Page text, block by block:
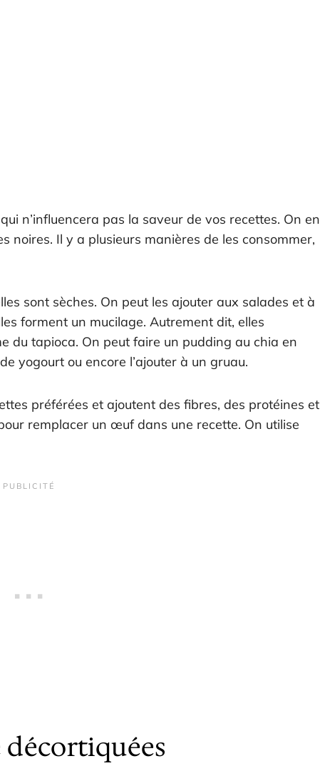
n’influencera pas la saveur de vos recettes. On en
noires. Il y a plusieurs manières de les consommer,
sont sèches. On peut les ajouter aux salades et à
forment un mucilage. Autrement dit, elles
du tapioca. On peut faire un pudding au chia en
yogourt ou encore l’ajouter à un gruau.
préférées et ajoutent des fibres, des protéines et
remplacer un œuf dans une recette. On utilise
décortiquées